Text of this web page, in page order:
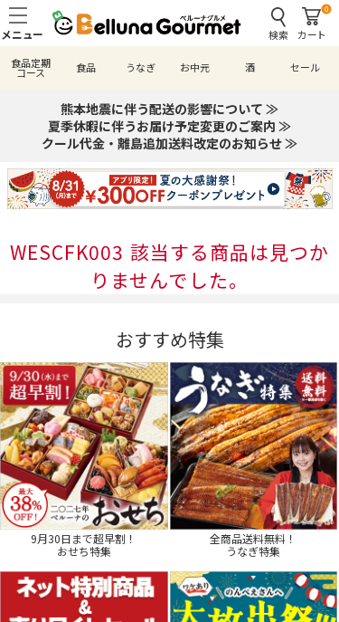
検索
0
カート
食品定期
コース 食品 うなぎ お中元 酒 セール
熊本地震に伴う配送の影響について ≫
夏季休暇に伴うお届け予定変更のご案内 ≫
クール代金・離島追加送料改定のお知らせ ≫
WESCFK003 該当する商品は見つか
りませんでした。
おすすめ特集
9月30日まで超早割！
おせち特集
全商品送料無料！
うなぎ特集